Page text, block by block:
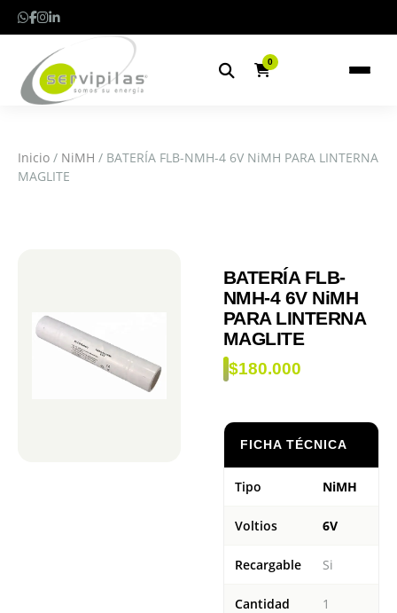
0
Inicio / NiMH / BATERÍA FLB-NMH-4 6V NiMH PARA LINTERNA
MAGLITE
BATERÍA FLB-
NMH-4 6V NiMH
PARA LINTERNA
MAGLITE
$180.000
FICHA TÉCNICA
Tipo NiMH
Voltios 6V
Recargable Si
Cantidad 1